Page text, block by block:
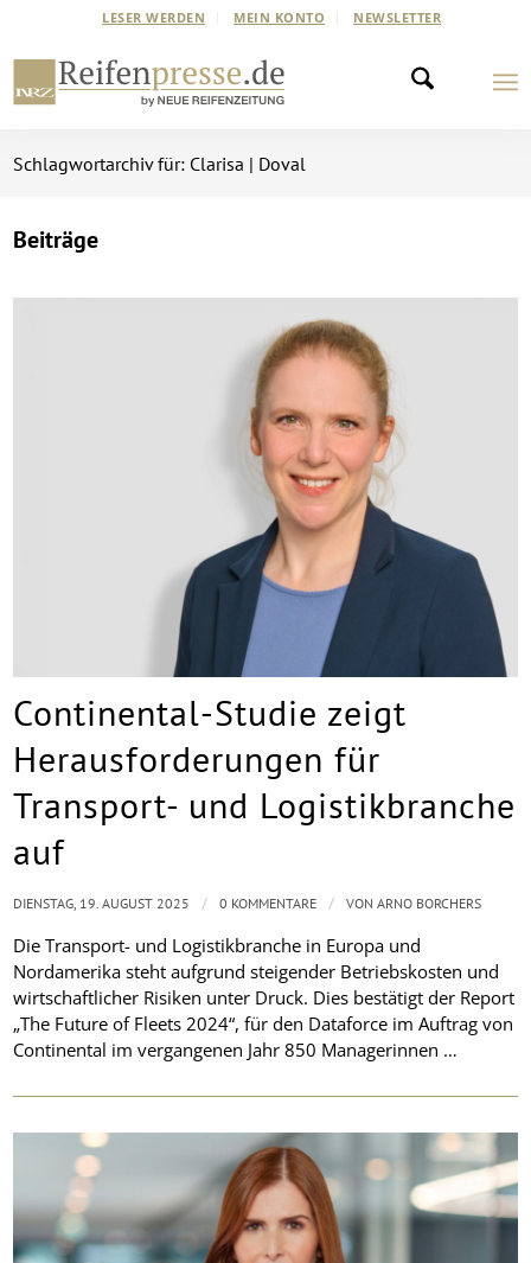
LESER WERDEN MEIN KONTO NEWSLETTER
Schlagwortarchiv für: Clarisa | Doval
Beiträge
Continental-Studie zeigt
Herausforderungen für
Transport- und Logistikbranche
auf
Die Transport- und Logistikbranche in Europa und
Nordamerika steht aufgrund steigender Betriebskosten und
wirtschaftlicher Risiken unter Druck. Dies bestätigt der Report
„The Future of Fleets 2024“, für den Dataforce im Auftrag von
Continental im vergangenen Jahr 850 Managerinnen …
DIENSTAG, 19. AUGUST 2025 / 0 KOMMENTARE / VONARNO BORCHERS